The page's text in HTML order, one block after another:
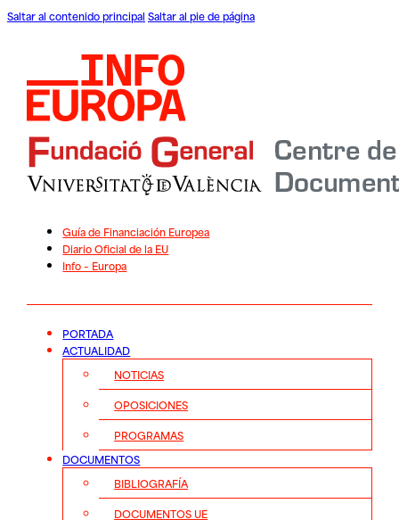
Saltar al contenido principal Saltar al pie de página
Guía de Financiación Europea
Diario Oficial de la EU
Info – Europa
PORTADA
ACTUALIDAD
NOTICIAS
OPOSICIONES
PROGRAMAS
DOCUMENTOS
BIBLIOGRAFÍA
DOCUMENTOS UE